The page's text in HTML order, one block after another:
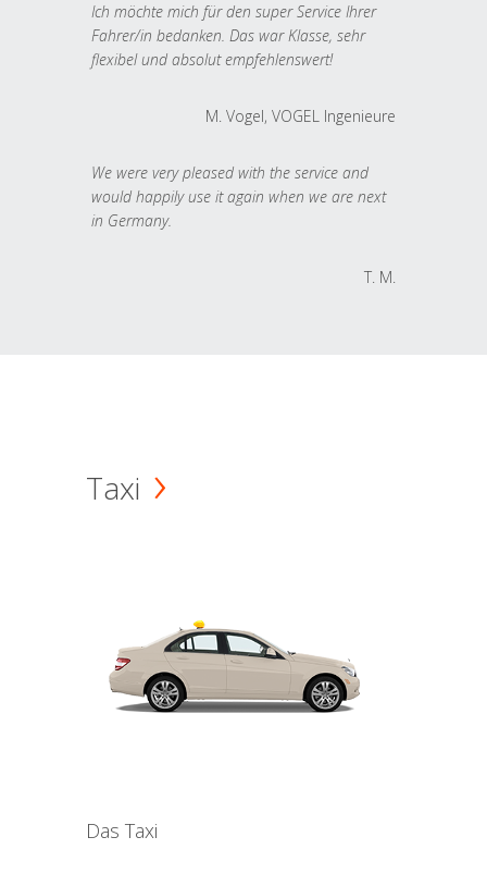
Ich möchte mich für den super Service Ihrer
Fahrer/in bedanken. Das war Klasse, sehr
flexibel und absolut empfehlenswert!
M. Vogel, VOGEL Ingenieure
We were very pleased with the service and
would happily use it again when we are next
in Germany.
T. M.
Taxi
Das Taxi